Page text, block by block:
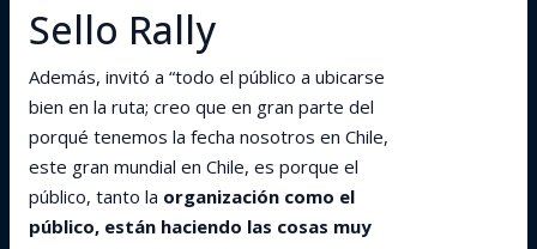
Sello Rally
Además, invitó a “todo el público a ubicarse
bien en la ruta; creo que en gran parte del
porqué tenemos la fecha nosotros en Chile,
este gran mundial en Chile, es porque el
público, tanto la organización como el
público, están haciendo las cosas muy